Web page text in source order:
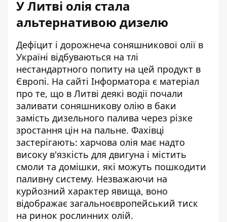
У Литві олія стала
альтернативою дизелю
Дефіцит і дорожнеча соняшникової олії в
Україні відбуваються на тлі
нестандартного попиту на цей продукт в
Європі. На сайті Інформатора є матеріал
про те, що в Литві деякі водії почали
заливати соняшникову олію в баки
замість дизельного палива через різке
зростання цін на пальне. Фахівці
застерігають: харчова олія має надто
високу в'язкість для двигуна і містить
смоли та домішки, які можуть пошкодити
паливну систему. Незважаючи на
курйозний характер явища, воно
відображає загальноєвропейський тиск
на ринок рослинних олій.